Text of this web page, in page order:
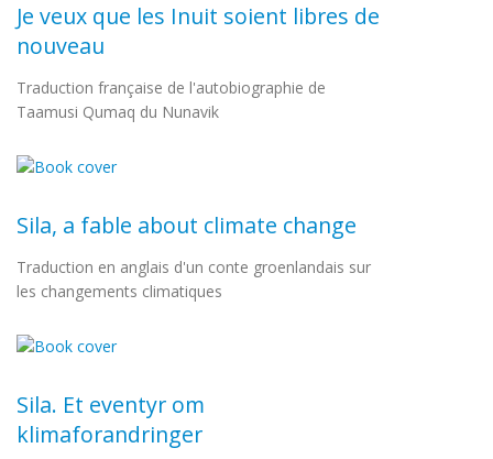
Je veux que les Inuit soient libres de
nouveau
Traduction française de l'autobiographie de
Taamusi Qumaq du Nunavik
Sila, a fable about climate change
Traduction en anglais d'un conte groenlandais sur
les changements climatiques
Sila. Et eventyr om
klimaforandringer